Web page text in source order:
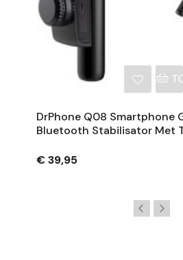
DrPhone Q08 Smartphone
Bluetooth Stabilisator Met
€ 39,95